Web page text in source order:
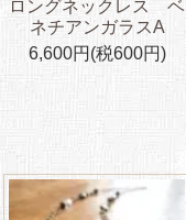
ロングネックレス ベ
ネチアンガラスA
6,600円(税600円)